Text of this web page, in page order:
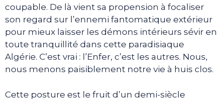
coupable. De là vient sa propension à focaliser
son regard sur l’ennemi fantomatique extérieur
pour mieux laisser les démons intérieurs sévir en
toute tranquillité dans cette paradisiaque
Algérie. C’est vrai : l’Enfer, c’est les autres. Nous,
nous menons paisiblement notre vie à huis clos.
Cette posture est le fruit d’un demi-siècle